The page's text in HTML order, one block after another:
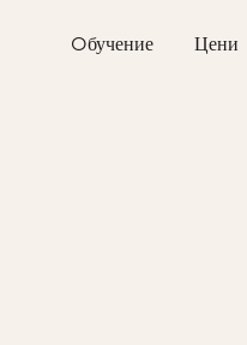
Oбучение Цени